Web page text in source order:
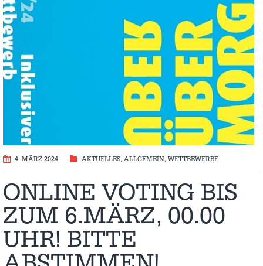
4. MÄRZ 2024 AKTUELLES, ALLGEMEIN, WETTBEWERBE
ONLINE VOTING BIS
ZUM 6.MÄRZ, 00.00
UHR! BITTE